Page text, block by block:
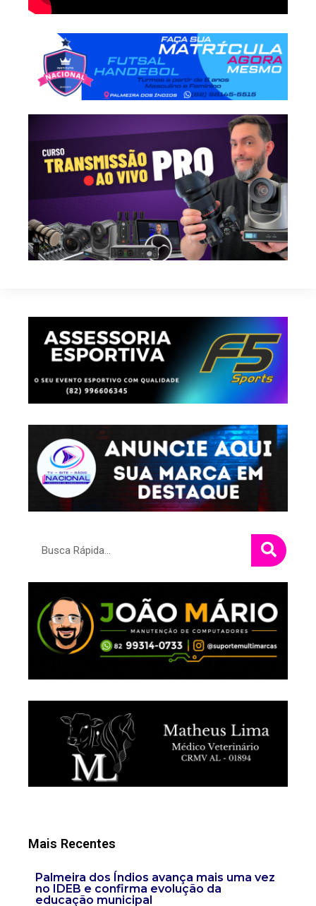
Mais Recentes
Palmeira dos Índios avança mais uma vez
no IDEB e confirma evolução da
educação municipal